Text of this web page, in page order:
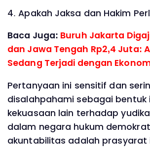
4. Apakah Jaksa dan Hakim
Baca Juga: Buruh Jakarta
dan Jawa Tengah Rp2,4 Juta:
Sedang Terjadi dengan
Pertanyaan ini sensitif dan
disalahpahami sebagai bentuk
kekuasaan lain terhadap
dalam negara hukum
akuntabilitas adalah prasyarat